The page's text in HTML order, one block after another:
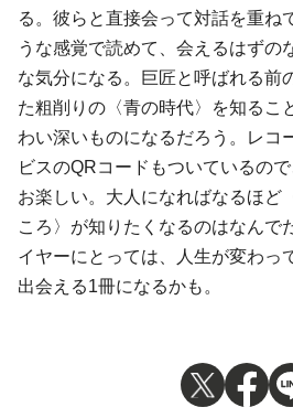
る。彼らと直接会って対話を重ね
うな感覚で読めて、会えるはずの
な気分になる。巨匠と呼ばれる前
た粗削りの〈青の時代〉を知るこ
わい深いものになるだろう。レコ
ビスのQRコードもついているの
お楽しい。大人になればなるほど
ころ〉が知りたくなるのはなん
イヤーにとっては、人生が変わっ
出会える1冊になるかも。